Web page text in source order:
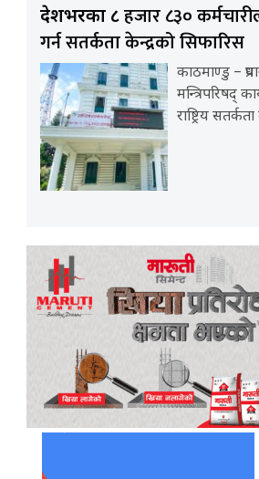
देशभरका ८हजार ८३०
गर्न सतर्कता केन्द्रको सिफारिस
काठमाण्डु –
मन्त्रिपरिषद्
राष्ट्रिय